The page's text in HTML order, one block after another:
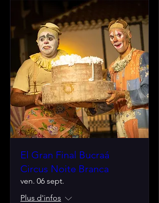
El Gran Final Bucraá
Circus Noite Branca
ven. 06 sept.
Plus d'infos